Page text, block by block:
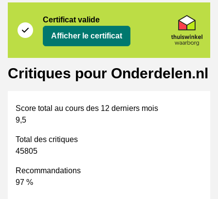
Certificat valide
Afficher le certificat
Critiques pour Onderdelen.nl
Score total au cours des 12 derniers mois
9,5
Total des critiques
45805
Recommandations
97 %